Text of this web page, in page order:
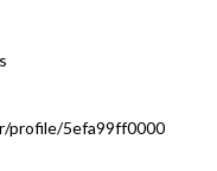
profile/5efa99ff0000